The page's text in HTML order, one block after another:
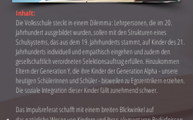
Inhalt:
Die Volksschule steckt in einem Dilemma: Lehrpersonen, die im 20.
Jahrhundert ausgebildet wurden, sollen mit den Strukturen eines
Schulsystems, das aus dem 19. Jahrhunderts stammt, auf Kinder des 21.
Jahrhunderts individuell und empathisch eingehen und zudem den
gesellschaftlich verordneten Selektionsauftrag erfüllen. Hinzukommen
Eltern der Generation Y, die ihre Kinder der Generation Alpha - unsere
heutigen Schülerinnen und Schüler - bisweilen zu Egozentrikern erziehen.
Die soziale Integration dieser Kinder fällt zunehmend schwer.
Das Impulsreferat schafft mit einem breiten Blickwinkel auf